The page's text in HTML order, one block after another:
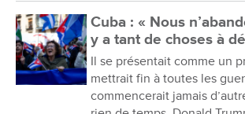
Cuba : « Nous
y a tant de choses à
Il se présentait comme un
mettrait fin à toutes les
commencerait jamais